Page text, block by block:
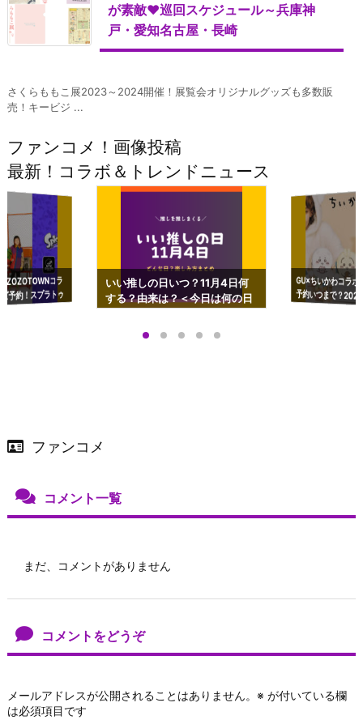
が素敵♥巡回スケジュール～兵庫神
戸・愛知名古屋・長崎
さくらももこ展2023～2024開催！展覧会オリジナルグッズも多数販
売！キービジ ...
ファンコメ！画像投稿
最新！コラボ＆トレンドニュース
コラ
予約！スプラトゥ
ップも渋谷Hz
いい推しの日いつ？11月4日何
する？由来は？＜今日は何の日
GU×ちいかわコラ
予約いつまで？
ーチやショルダー
ファンコメ
コメント一覧
まだ、コメントがありません
コメントをどうぞ
メールアドレスが公開されることはありません。 ※ が付いている欄
は必須項目です